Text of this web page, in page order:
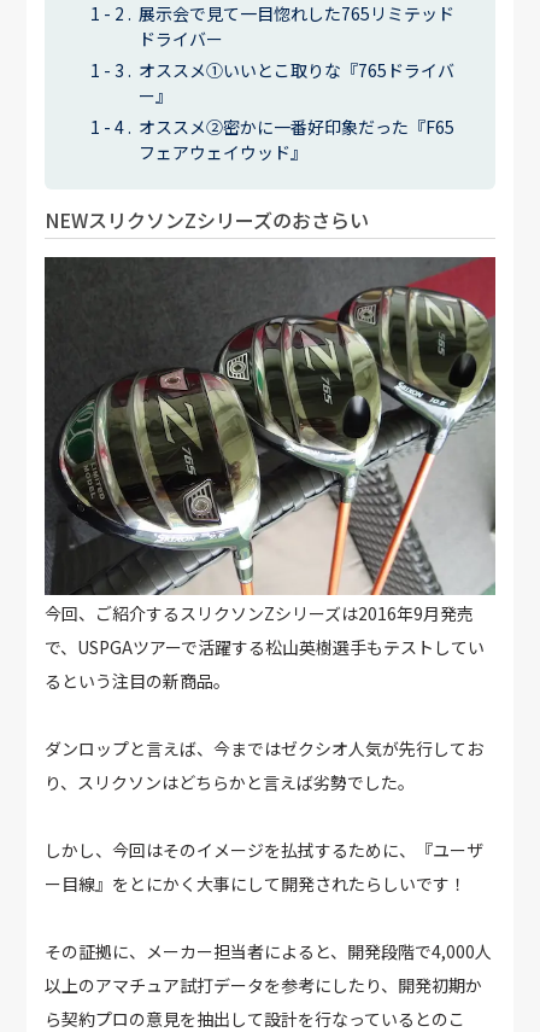
展示会で見て一目惚れした765リミテッド
ドライバー
オススメ①いいとこ取りな『765ドライバ
ー』
オススメ②密かに一番好印象だった『F65
フェアウェイウッド』
NEWスリクソンZシリーズのおさらい
今回、ご紹介するスリクソンZシリーズは2016年9月発売
で、USPGAツアーで活躍する松山英樹選手もテストしてい
るという注目の新商品。
ダンロップと言えば、今まではゼクシオ人気が先行してお
り、スリクソンはどちらかと言えば劣勢でした。
しかし、今回はそのイメージを払拭するために、『ユーザ
ー目線』をとにかく大事にして開発されたらしいです！
その証拠に、メーカー担当者によると、開発段階で4,000人
以上のアマチュア試打データを参考にしたり、開発初期か
ら契約プロの意見を抽出して設計を行なっているとのこ